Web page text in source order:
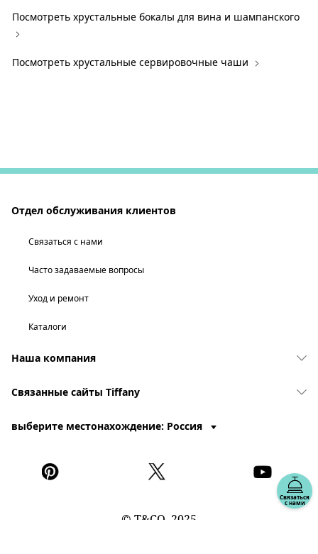
Посмотреть хрустальные бокалы для вина и шампанского
Посмотреть хрустальные сервировочные чаши
Связаться
с нами
Отдел обслуживания клиентов
Связаться с нами
Часто задаваемые вопросы
Уход и ремонт
Каталоги
Наша компания
Связанные сайты Tiffany
выберите местонахождение: Россия
© T&CO. 2025